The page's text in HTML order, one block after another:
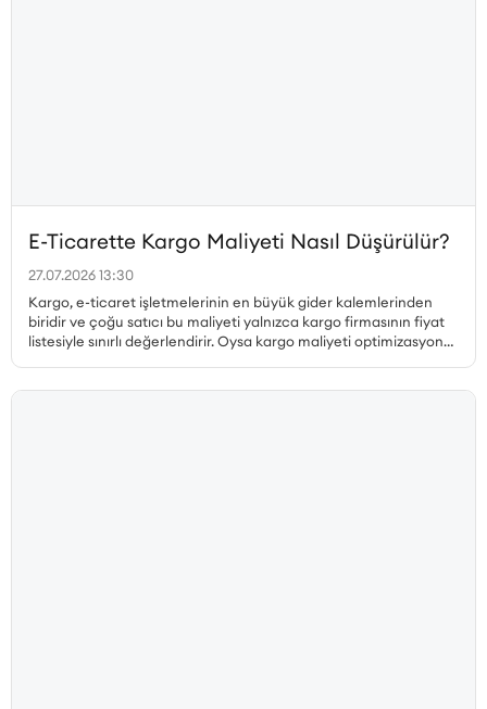
E-Ticarette Kargo Maliyeti Nasıl Düşürülür?
27.07.2026 13:30
Kargo, e-ticaret işletmelerinin en büyük gider kalemlerinden
biridir ve çoğu satıcı bu maliyeti yalnızca kargo firmasının fiyat
listesiyle sınırlı değerlendirir. Oysa kargo maliyeti optimizasyonu